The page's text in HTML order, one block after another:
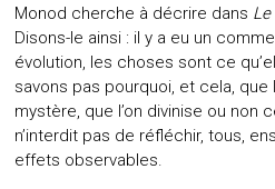
Monod cherche à décrire dans
Disons-le ainsi : il y a eu un
évolution, les choses sont ce
savons pas pourquoi, et cela, que
mystère, que l’on divinise ou non
n’interdit pas de réfléchir, tous,
effets observables.